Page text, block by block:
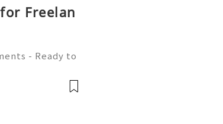
Freelan
- Ready to
Email: